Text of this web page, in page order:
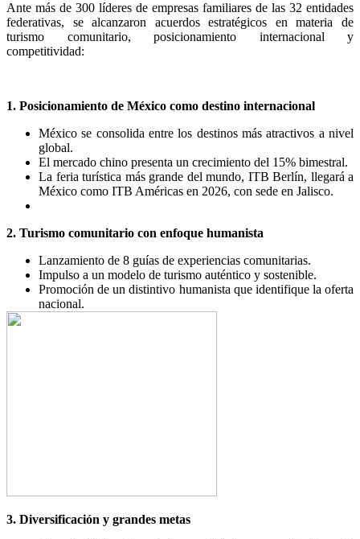
Ante más de 300 líderes de empresas familiares de las 32 entidades
federativas, se alcanzaron acuerdos estratégicos en materia de
turismo comunitario, posicionamiento internacional y
competitividad:
1. Posicionamiento de México como destino internacional
México se consolida entre los destinos más atractivos a nivel
global.
El mercado chino presenta un crecimiento del 15% bimestral.
La feria turística más grande del mundo, ITB Berlín, llegará a
México como ITB Américas en 2026, con sede en Jalisco.
2. Turismo comunitario con enfoque humanista
Lanzamiento de 8 guías de experiencias comunitarias.
Impulso a un modelo de turismo auténtico y sostenible.
Promoción de un distintivo humanista que identifique la oferta
nacional.
3. Diversificación y grandes metas